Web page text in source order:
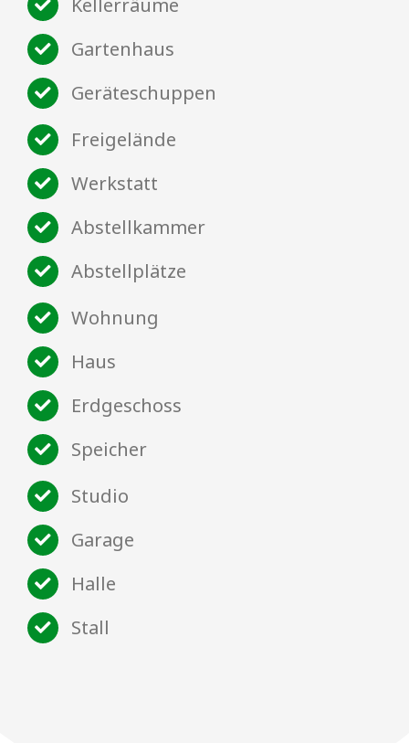
Gartenhaus
Geräteschuppen
Freigelände
Werkstatt
Abstellkammer
Abstellplätze
Wohnung
Haus
Erdgeschoss
Speicher
Studio
Garage
Halle
Stall